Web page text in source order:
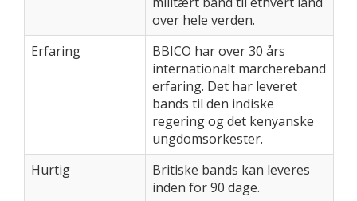
over hele verden.
Erfaring
BBICO har over 30 års
internationalt marchereband
erfaring. Det har leveret
bands til den indiske
regering og det kenyanske
ungdomsorkester.
Hurtig
Britiske bands kan leveres
inden for 90 dage.